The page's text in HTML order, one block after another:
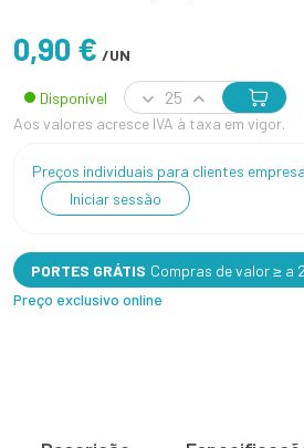
0,90 € /UN
Disponível
Aos valores acresce IVA à taxa em vigor.
Preços individuais para clientes
Iniciar sessão
PORTES GRÁTIS Compras de valor ≥ a
Preço exclusivo online